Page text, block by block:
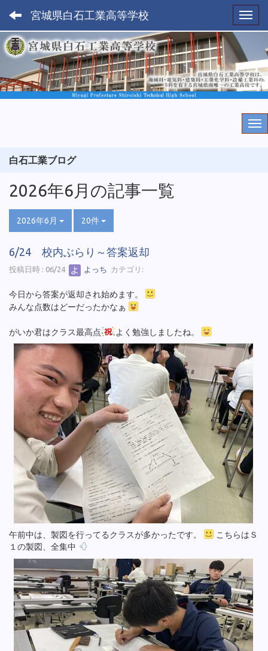
宮城県白石工業高等学校
白石工業ブログ
2026年6月の記事一覧
2026年6月 20件
6/24 校内ぶらり～答案返却
投稿日時 : 06/24 よっち カテゴリ:
今日から答案が返却され始めます。
みんな点数はどーだったかなぁ
がいか君はクラス最高点 よく勉強しましたね。
午前中は、製図を行ってるクラスが多かったです。
こちらはＳ
１の製図、全集中